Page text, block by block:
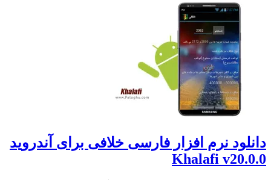
دانلود نرم افزار فارسی خلافی برای آندروید
Khalafi v20.0.0